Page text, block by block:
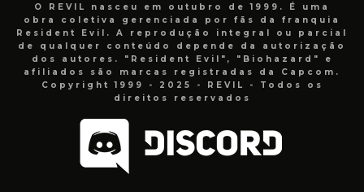
O REVIL nasceu em outubro de 1999. É uma
obra coletiva gerenciada por fãs da franquia
Resident Evil. A reprodução integral ou parcial
de qualquer conteúdo depende da autorização
dos autores. "Resident Evil", "Biohazard" e
afiliados são marcas registradas da Capcom.
Copyright 1999 - 2025 - REVIL - Todos os
direitos reservados